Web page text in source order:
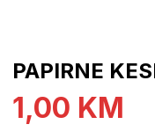
PAPIRNE
1,00 KM